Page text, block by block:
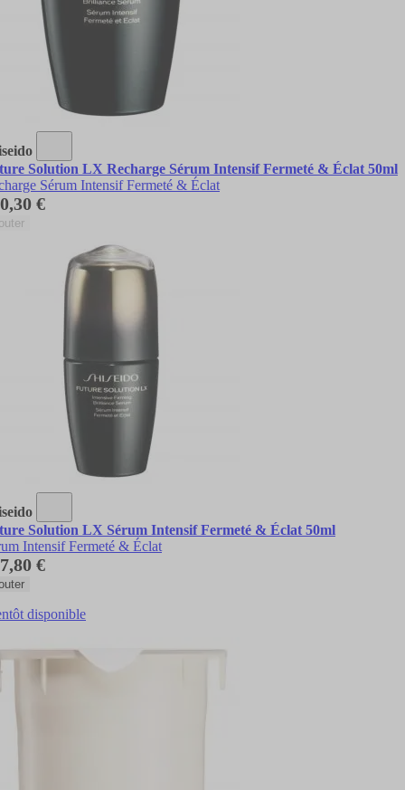
Solution LX Recharge Sérum Intensif Fermeté & Éclat 50ml
Sérum Intensif Fermeté & Éclat
€
Solution LX Sérum Intensif Fermeté & Éclat 50ml
Intensif Fermeté & Éclat
€
disponible